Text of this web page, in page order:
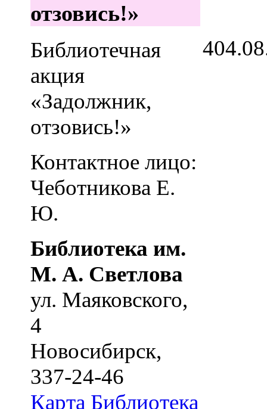
отзовись!»
Библиотечная
акция
«Задолжник,
отзовись!»
Контактное лицо:
Чеботникова Е.
Ю.
Библиотека им.
М. А. Светлова
ул. Маяковского,
4
Новосибирск,
337-24-46
Карта Библиотека
4